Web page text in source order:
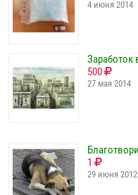
4 июня 2014
Заработок
500
27 мая 2014
1
29 июня 2012